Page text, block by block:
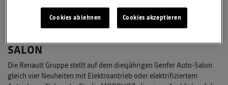
RENAULT GRUPPE MIT ELEKTRO-
SALON
Die Renault Gruppe stellt auf dem diesjährigen Genfer Auto-Salon
gleich vier Neuheiten mit Elektroantrieb oder elektrifiziertem
Cookies ablehnen Cookies akzeptieren